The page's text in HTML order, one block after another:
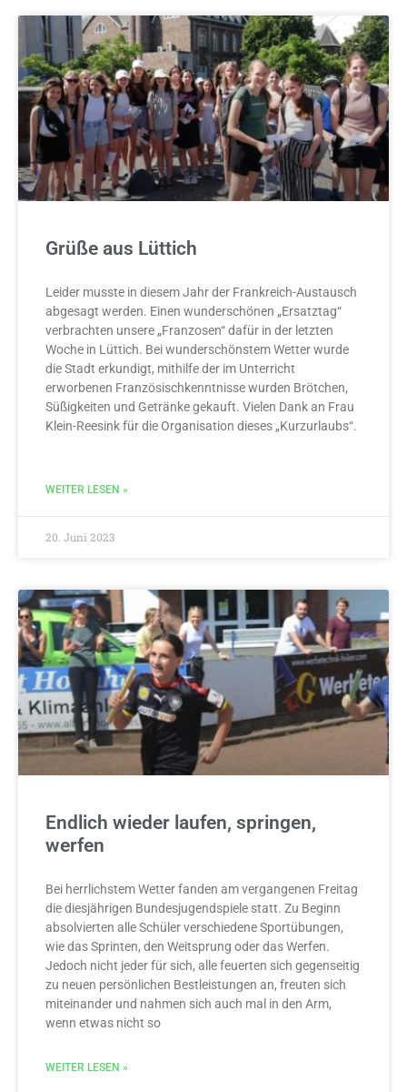
Grüße aus Lüttich
Leider musste in diesem Jahr der Frankreich-Austausch
abgesagt werden. Einen wunderschönen „Ersatztag“
verbrachten unsere „Franzosen“ dafür in der letzten
Woche in Lüttich. Bei wunderschönstem Wetter wurde
die Stadt erkundigt, mithilfe der im Unterricht
erworbenen Französischkenntnisse wurden Brötchen,
Süßigkeiten und Getränke gekauft. Vielen Dank an Frau
Klein-Reesink für die Organisation dieses „Kurzurlaubs“.
WEITER LESEN »
20. Juni 2023
Endlich wieder laufen, springen,
werfen
Bei herrlichstem Wetter fanden am vergangenen Freitag
die diesjährigen Bundesjugendspiele statt. Zu Beginn
absolvierten alle Schüler verschiedene Sportübungen,
wie das Sprinten, den Weitsprung oder das Werfen.
Jedoch nicht jeder für sich, alle feuerten sich gegenseitig
zu neuen persönlichen Bestleistungen an, freuten sich
miteinander und nahmen sich auch mal in den Arm,
wenn etwas nicht so
WEITER LESEN »